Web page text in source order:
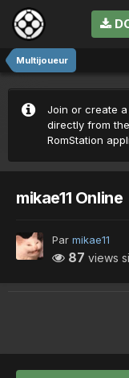
Multijoueur
Join or create
directly from the
RomStation
mikae11 Online
Par mikae11
87 views